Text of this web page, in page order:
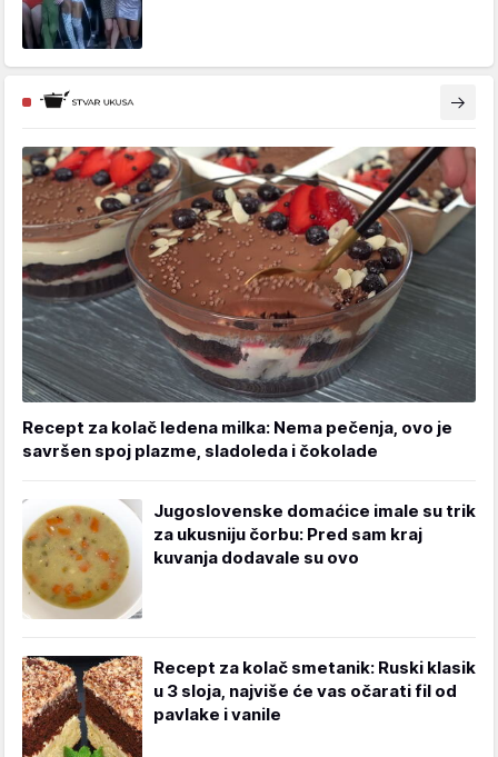
Recept za kolač ledena milka: Nema pečenja, ovo je
savršen spoj plazme, sladoleda i čokolade
Jugoslovenske domaćice imale su trik
za ukusniju čorbu: Pred sam kraj
kuvanja dodavale su ovo
Recept za kolač smetanik: Ruski klasik
u 3 sloja, najviše će vas očarati fil od
pavlake i vanile